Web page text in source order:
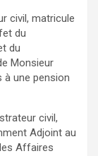
civil, matricule
du
du
Monsieur
à une pension
civil,
Adjoint au
Affaires